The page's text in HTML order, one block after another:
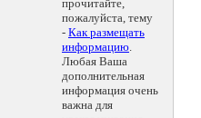
прочитайте,
пожалуйста, тему
- Как размещать
информацию.
Любая Ваша
дополнительная
информация очень
важна для